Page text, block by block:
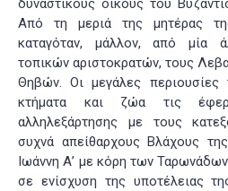
δυναστικούς οίκους του
Από τη μεριά της μητέρας
καταγόταν, μάλλον, από μία
τοπικών αριστοκρατών, τους
Θηβών. Οι μεγάλες περιουσίες
κτήματα και ζώα τις
αλληλεξάρτησης με τους
συχνά απείθαρχους Βλάχους
Ιωάννη Α’ με κόρη των
σε ενίσχυση της υποτέλειας